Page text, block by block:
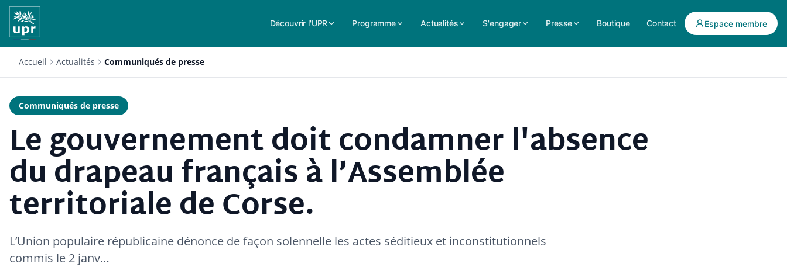
Découvrir l'UPR Programme Actualités S'engager Presse Boutique Contact Espace membre
Accueil Actualités Communiqués de presse
Communiqués de presse
Le gouvernement doit condamner l'absence
du drapeau français à l’Assemblée
territoriale de Corse.
L’Union populaire républicaine dénonce de façon solennelle les actes séditieux et inconstitutionnels
commis le 2 janv…